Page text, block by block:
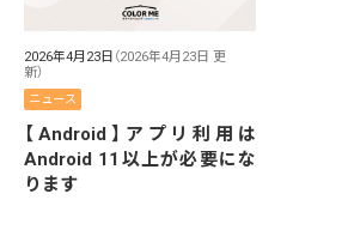
2026年4月23日 （2026年4月23日 更
新）
ニュース
【Android】アプリ利用は
Android 11以上が必要にな
ります